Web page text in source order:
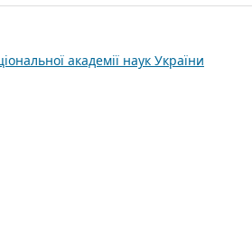
академії наук України